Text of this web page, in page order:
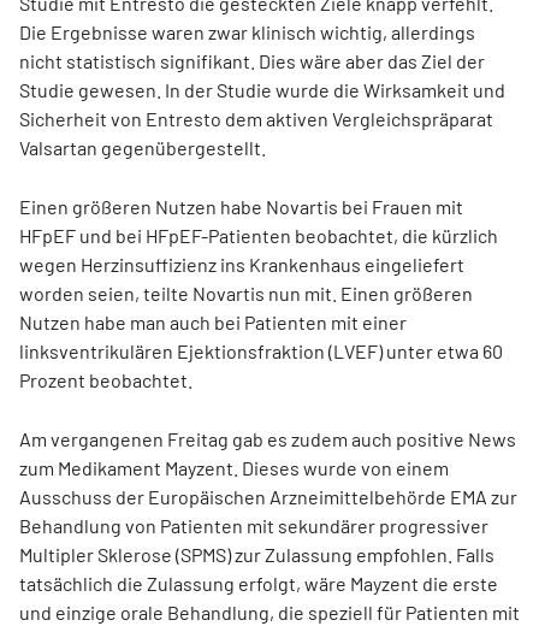
Die Ergebnisse waren zwar klinisch wichtig, allerdings
nicht statistisch signifikant. Dies wäre aber das Ziel der
Studie gewesen. In der Studie wurde die Wirksamkeit und
Sicherheit von Entresto dem aktiven Vergleichspräparat
Valsartan gegenübergestellt.
Einen größeren Nutzen habe Novartis bei Frauen mit
HFpEF und bei HFpEF-Patienten beobachtet, die kürzlich
wegen Herzinsuffizienz ins Krankenhaus eingeliefert
worden seien, teilte Novartis nun mit. Einen größeren
Nutzen habe man auch bei Patienten mit einer
linksventrikulären Ejektionsfraktion (LVEF) unter etwa 60
Prozent beobachtet.
Am vergangenen Freitag gab es zudem auch positive News
zum Medikament Mayzent. Dieses wurde von einem
Ausschuss der Europäischen Arzneimittelbehörde EMA zur
Behandlung von Patienten mit sekundärer progressiver
Multipler Sklerose (SPMS) zur Zulassung empfohlen. Falls
tatsächlich die Zulassung erfolgt, wäre Mayzent die erste
und einzige orale Behandlung, die speziell für Patienten mit